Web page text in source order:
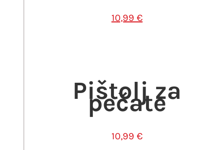
10,99 €
Pištolj za
pečate
10,99 €